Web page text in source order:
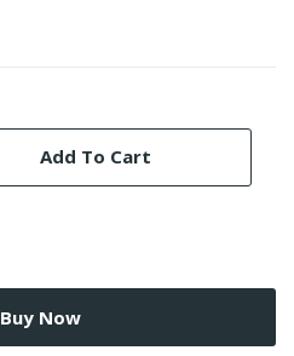
Add To Cart
Buy Now